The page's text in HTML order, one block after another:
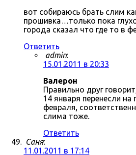
вот собираюсь брать слим
прошивка…только пока
города сказал что где то в
Ответить
admin:
15.01.2011 в 20:33
Валерон
Правильно друг
14 января перенесли
февраля,
слима тоже.
Ответить
Саня:
11.01.2011 в 17:14